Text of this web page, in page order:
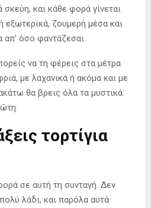
και κάθε φορά γίνεται
εξωτερικά, ζουμερή μέσα και
απ’ όσο φαντάζεσαι.
να τη φέρεις στα μέτρα
με λαχανικά ή ακόμα και με
θα βρεις όλα τα μυστικά
τορτίγια
σε αυτή τη συνταγή. Δεν
λάδι, και παρόλα αυτά